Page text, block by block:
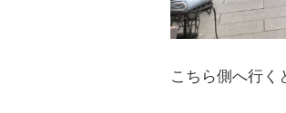
こちら側へ行く